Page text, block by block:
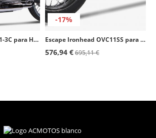
Escape Ironhead HC1-3C para Harley Davidson Sportster XL 883/1200 (14-16) color Cromado
-17%
Escape Ironhead OVC11SS para Triumph Bonneville T100 (18-20), T120 (2016) color Acero
576,94 €695,11 €